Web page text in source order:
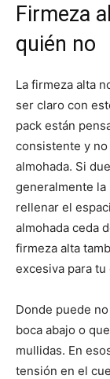
Firmeza
quién no
La firmeza alta
ser claro con
pack están
consistente y
almohada. Si
generalmente la
rellenar el
almohada ceda
firmeza alta
excesiva para
Donde puede
boca abajo o
mullidas. En
tensión en el